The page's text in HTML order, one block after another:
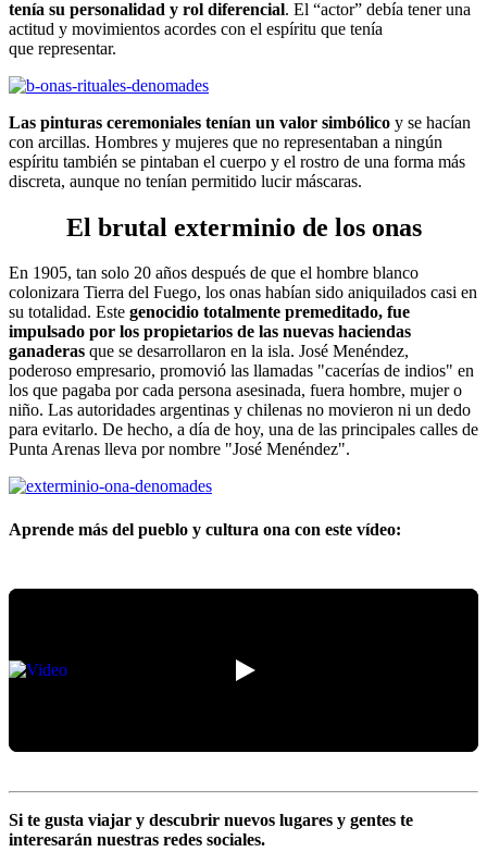
tenía su personalidad y rol diferencial. El “actor” debía tener una
actitud y movimientos acordes con el espíritu que tenía
que representar.
Las pinturas ceremoniales tenían un valor simbólico y se hacían
con arcillas. Hombres y mujeres que no representaban a ningún
espíritu también se pintaban el cuerpo y el rostro de una forma más
discreta, aunque no tenían permitido lucir máscaras.
El brutal exterminio de los onas
En 1905, tan solo 20 años después de que el hombre blanco
colonizara Tierra del Fuego, los onas habían sido aniquilados casi en
su totalidad. Este genocidio totalmente premeditado, fue
impulsado por los propietarios de las nuevas haciendas
ganaderas que se desarrollaron en la isla. José Menéndez,
poderoso empresario, promovió las llamadas "cacerías de indios" en
los que pagaba por cada persona asesinada, fuera hombre, mujer o
niño. Las autoridades argentinas y chilenas no movieron ni un dedo
para evitarlo. De hecho, a día de hoy, una de las principales calles de
Punta Arenas lleva por nombre "José Menéndez".
Aprende más del pueblo y cultura ona con este vídeo:
Si te gusta viajar y descubrir nuevos lugares y gentes te
interesarán nuestras redes sociales.